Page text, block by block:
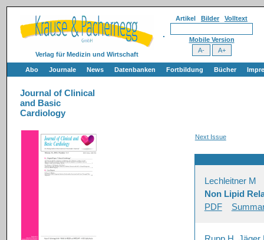
Verlag für Medizin und Wirtschaft
Artikel Bilder Volltext
Mobile Version
Abo Journale News Datenbanken Fortbildung Bücher
Journal of Clinical
and Basic
Cardiology
Next Issue
Lechleitner M
Non Lipid
PDF